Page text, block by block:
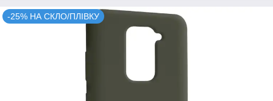
-25% НА СКЛО/ПЛІВКУ